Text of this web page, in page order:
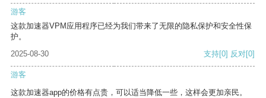
游客
这款加速器VPM应用程序已经为我们带来了无限的隐私保护和安全性保
护。
2025-08-30
支持[0] 反对[0]
游客
这款加速器app的价格有点贵，可以适当降低一些，这样会更加亲民。